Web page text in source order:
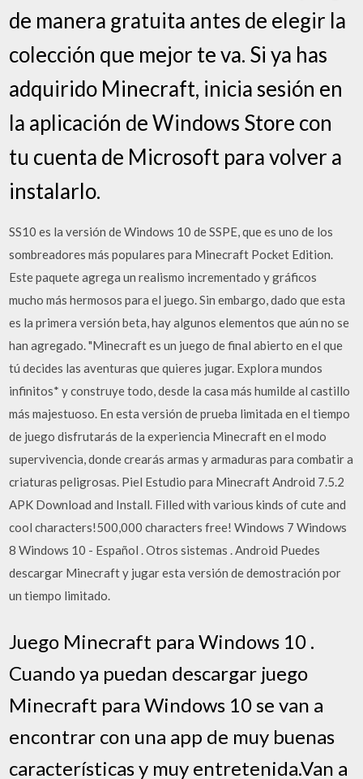
de manera gratuita antes de elegir la
colección que mejor te va. Si ya has
adquirido Minecraft, inicia sesión en
la aplicación de Windows Store con
tu cuenta de Microsoft para volver a
instalarlo.
SS10 es la versión de Windows 10 de SSPE, que es uno de los
sombreadores más populares para Minecraft Pocket Edition.
Este paquete agrega un realismo incrementado y gráficos
mucho más hermosos para el juego. Sin embargo, dado que esta
es la primera versión beta, hay algunos elementos que aún no se
han agregado. "Minecraft es un juego de final abierto en el que
tú decides las aventuras que quieres jugar. Explora mundos
infinitos* y construye todo, desde la casa más humilde al castillo
más majestuoso. En esta versión de prueba limitada en el tiempo
de juego disfrutarás de la experiencia Minecraft en el modo
supervivencia, donde crearás armas y armaduras para combatir a
criaturas peligrosas. Piel Estudio para Minecraft Android 7.5.2
APK Download and Install. Filled with various kinds of cute and
cool characters!500,000 characters free! Windows 7 Windows
8 Windows 10 - Español . Otros sistemas . Android Puedes
descargar Minecraft y jugar esta versión de demostración por
un tiempo limitado.
Juego Minecraft para Windows 10 .
Cuando ya puedan descargar juego
Minecraft para Windows 10 se van a
encontrar con una app de muy buenas
características y muy entretenida.Van a